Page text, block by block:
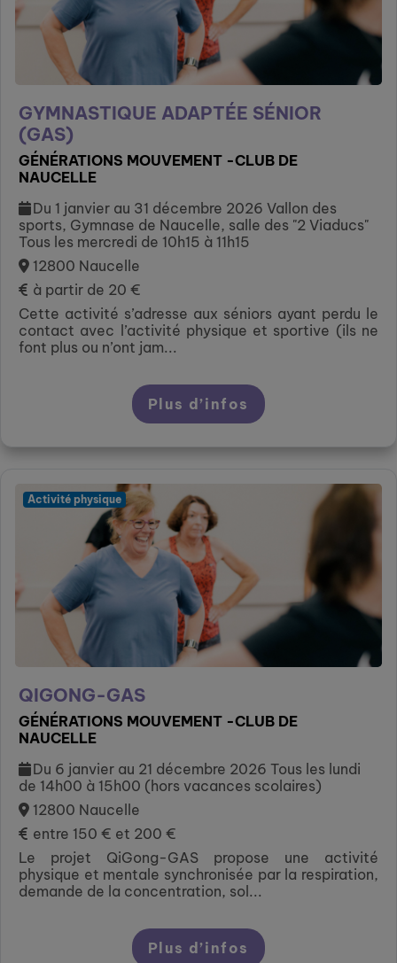
GYMNASTIQUE ADAPTÉE SÉNIOR
(GAS)
GÉNÉRATIONS MOUVEMENT -CLUB DE
NAUCELLE
Du 1 janvier au 31 décembre 2026 Vallon des
sports, Gymnase de Naucelle, salle des "2 Viaducs"
Tous les mercredi de 10h15 à 11h15
12800 Naucelle
à partir de 20 €
Cette activité s’adresse aux séniors ayant perdu le
contact avec l’activité physique et sportive (ils ne
font plus ou n’ont jam...
Plus d’infos
Activité physique
QIGONG-GAS
GÉNÉRATIONS MOUVEMENT -CLUB DE
NAUCELLE
Du 6 janvier au 21 décembre 2026 Tous les lundi
de 14h00 à 15h00 (hors vacances scolaires)
12800 Naucelle
entre 150 € et 200 €
Le projet QiGong-GAS propose une activité
physique et mentale synchronisée par la respiration,
demande de la concentration, sol...
Plus d’infos